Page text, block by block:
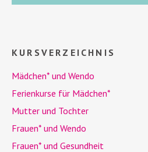
KURSVERZEICHNIS
Mädchen* und Wendo
Ferienkurse für Mädchen*
Mutter und Tochter
Frauen* und Wendo
Frauen* und Gesundheit